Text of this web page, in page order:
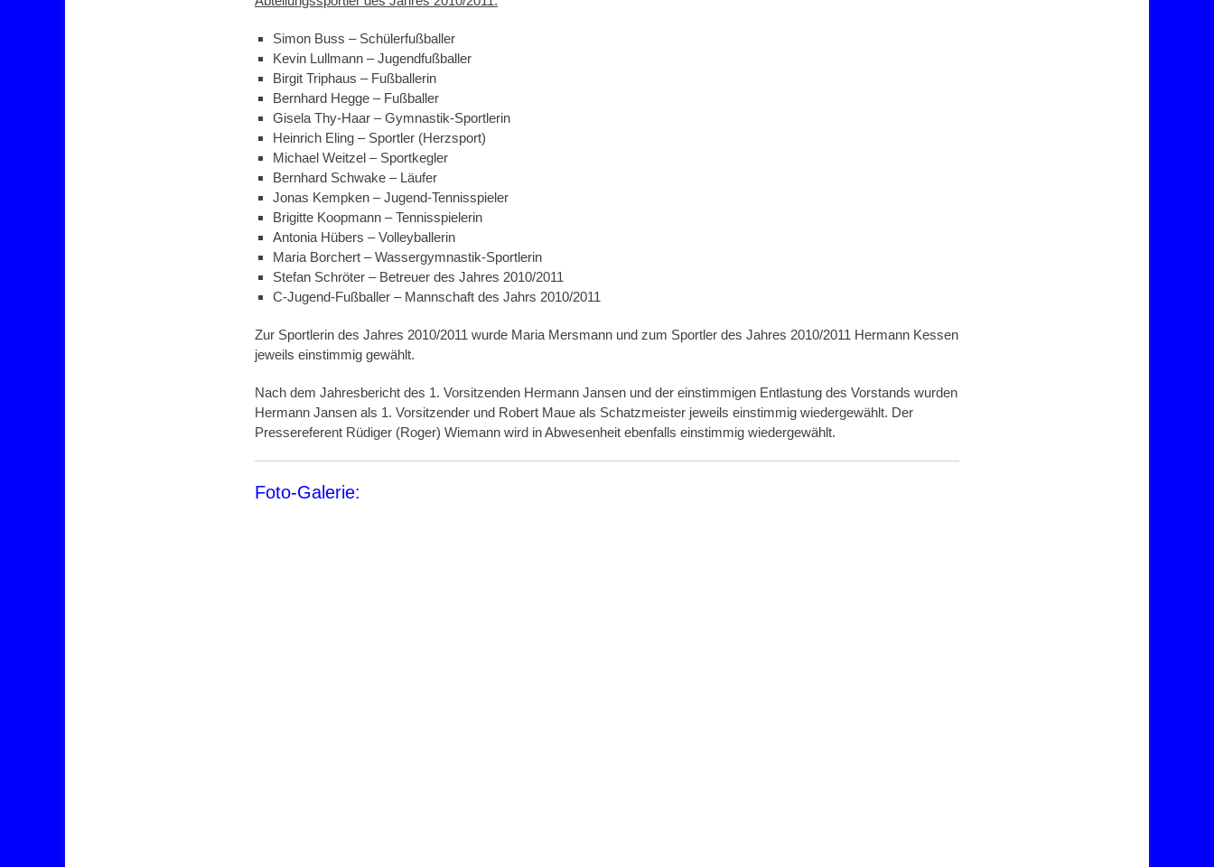
Simon Buss – Schülerfußballer
Kevin Lullmann – Jugendfußballer
Birgit Triphaus – Fußballerin
Bernhard Hegge – Fußballer
Gisela Thy-Haar – Gymnastik-Sportlerin
Heinrich Eling – Sportler (Herzsport)
Michael Weitzel – Sportkegler
Bernhard Schwake – Läufer
Jonas Kempken – Jugend-Tennisspieler
Brigitte Koopmann – Tennisspielerin
Antonia Hübers – Volleyballerin
Maria Borchert – Wassergymnastik-Sportlerin
Stefan Schröter – Betreuer des Jahres 2010/2011
C-Jugend-Fußballer – Mannschaft des Jahrs 2010/2011
Zur Sportlerin des Jahres 2010/2011 wurde Maria Mersmann und zum Sportler des Jahres 2010/2011 Hermann Kessen
jeweils einstimmig gewählt.
Nach dem Jahresbericht des 1. Vorsitzenden Hermann Jansen und der einstimmigen Entlastung des Vorstands wurden
Hermann Jansen als 1. Vorsitzender und Robert Maue als Schatzmeister jeweils einstimmig wiedergewählt. Der
Pressereferent Rüdiger (Roger) Wiemann wird in Abwesenheit ebenfalls einstimmig wiedergewählt.
Foto-Galerie: